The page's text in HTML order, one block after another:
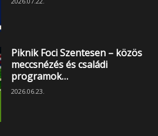
Piknik Foci Szentesen – közös
meccsnézés és családi
programok…
2026.06.23.